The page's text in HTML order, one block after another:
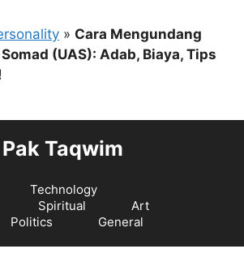
» Cara Mengundang
(UAS): Adab, Biaya, Tips
Pak Taqwim
Technology
Spiritual
Art
Politics General